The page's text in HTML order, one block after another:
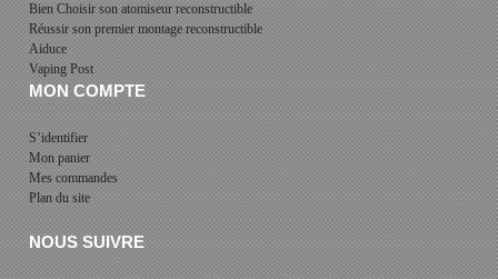
Bien Choisir son atomiseur reconstructible
Réussir son premier montage reconstructible
Aiduce
Vaping Post
MON COMPTE
S’identifier
Mon panier
Mes commandes
Plan du site
NOUS SUIVRE